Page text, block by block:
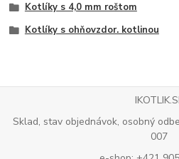
Kotlíky s 4,0 mm roštom
Kotlíky s ohňovzdor. kotlinou
Sklad, stav objednávok, osobný
007